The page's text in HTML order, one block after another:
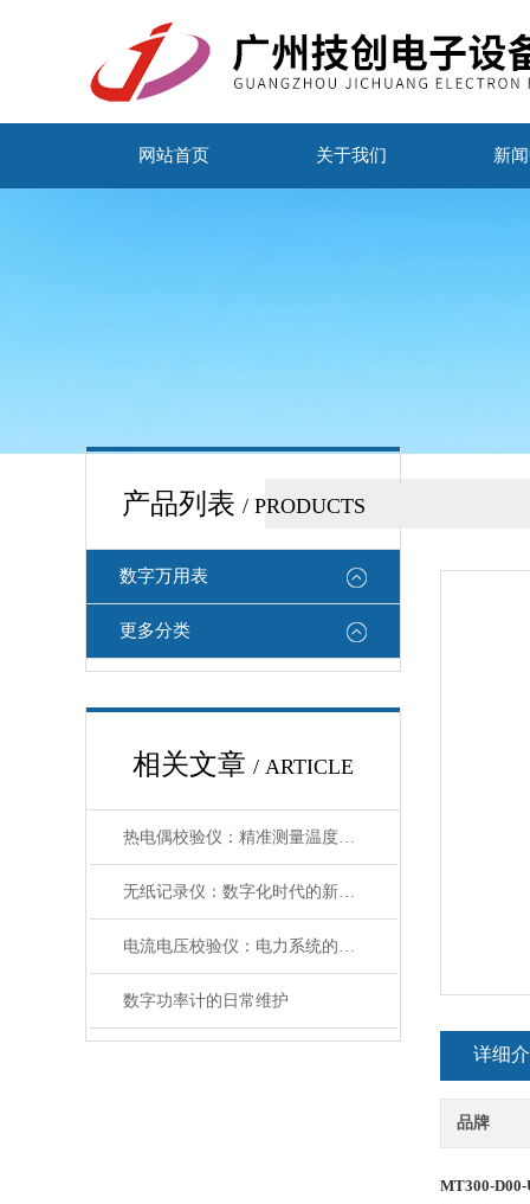
网站首页 关于我们 新
产品列表 / PRODUCTS
数字万用表
更多分类
相关文章 / ARTICLE
热电偶校验仪：精准测量温度的关键工具
无纸记录仪：数字化时代的新选择
电流电压校验仪：电力系统的贴心助
数字功率计的日常维护
详细
品牌
MT300-D00-